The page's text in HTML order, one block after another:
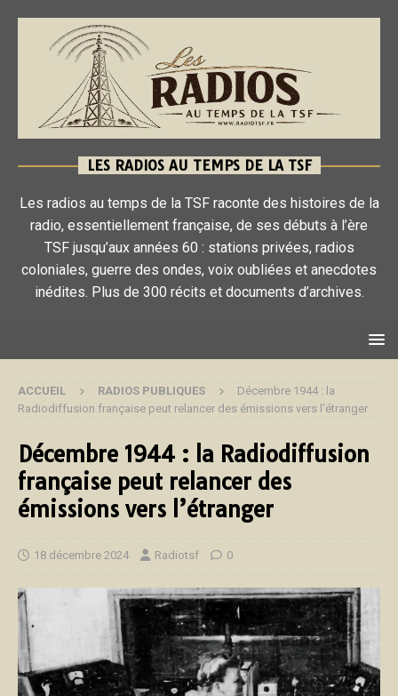
LES RADIOS AU TEMPS DE LA TSF
Les radios au temps de la TSF raconte des histoires de la
radio, essentiellement française, de ses débuts à l’ère
TSF jusqu’aux années 60 : stations privées, radios
coloniales, guerre des ondes, voix oubliées et anecdotes
inédites. Plus de 300 récits et documents d’archives.
ACCUEIL RADIOS PUBLIQUES
Décembre 1944 : la
Radiodiffusion française peut relancer des émissions vers l’étranger
Décembre 1944 : la Radiodiffusion
française peut relancer des
émissions vers l’étranger
18 décembre 2024 Radiotsf 0